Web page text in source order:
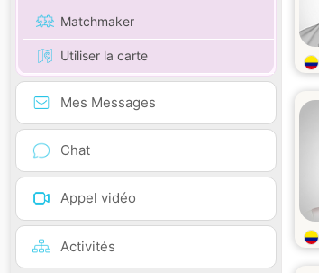
Matchmaker
Utiliser la carte
Mes Messages
Chat
Appel vidéo
Activités